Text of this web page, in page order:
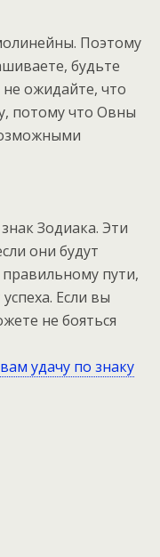
Поэтому
будьте
ожидайте, что
потому что Овны
Зодиака. Эти
они будут
пути,
Если вы
не бояться
удачу по знаку